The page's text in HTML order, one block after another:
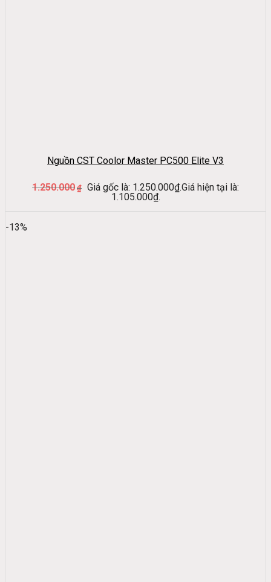
Nguồn CST Coolor Master PC500 Elite V3
1.250.000 ₫ Giá gốc là: 1.250.000₫.Giá hiện tại là:
1.105.000₫.
-13%